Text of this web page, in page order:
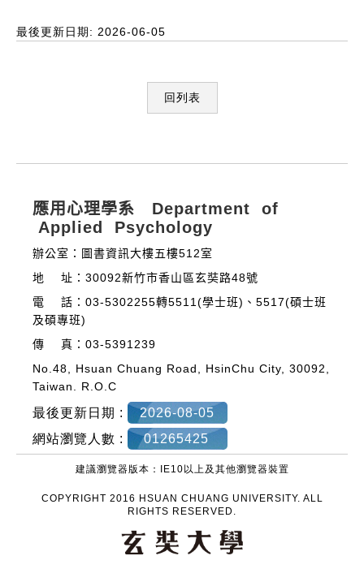
最後更新日期: 2026-06-05
回列表
應用心理學系 Department of
Applied Psychology
辦公室：圖書資訊大樓五樓512室
地 址：30092新竹市香山區玄奘路48號
電 話：03-5302255轉5511(學士班)、5517(碩士班
及碩專班)
傳 真：03-5391239
No.48, Hsuan Chuang Road, HsinChu City, 30092,
Taiwan. R.O.C
最後更新日期 :
2026-08-05
網站瀏覽人數 :
01265425
建議瀏覽器版本：IE10以上及其他瀏覽器裝置
COPYRIGHT 2016 HSUAN CHUANG UNIVERSITY. ALL
RIGHTS RESERVED.